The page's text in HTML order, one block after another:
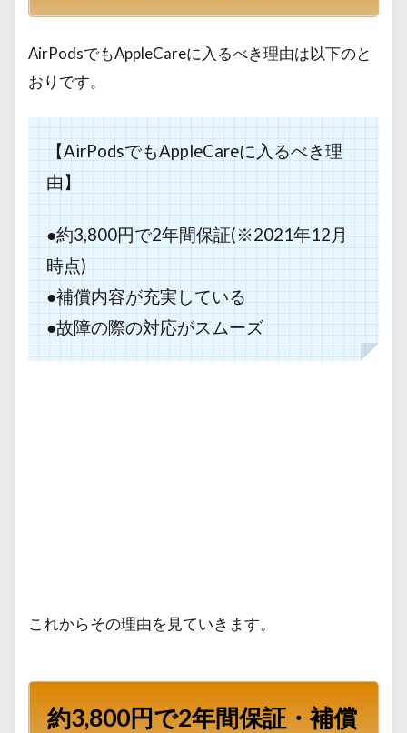
AirPodsでもAppleCareに入るべき理由は以下のと
おりです。
【AirPodsでもAppleCareに入るべき理
由】
●約3,800円で2年間保証(※2021年12月
時点)
●補償内容が充実している
●故障の際の対応がスムーズ
これからその理由を見ていきます。
約3,800円で2年間保証・補償